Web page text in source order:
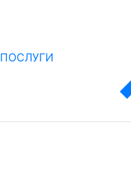
ПОСЛУГИ